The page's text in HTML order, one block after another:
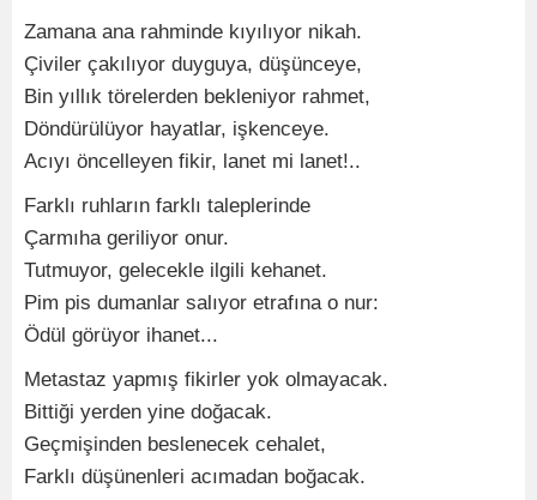
Zamana ana rahminde kıyılıyor nikah.
Çiviler çakılıyor duyguya, düşünceye,
Bin yıllık törelerden bekleniyor rahmet,
Döndürülüyor hayatlar, işkenceye.
Acıyı öncelleyen fikir, lanet mi lanet!..
Farklı ruhların farklı taleplerinde
Çarmıha geriliyor onur.
Tutmuyor, gelecekle ilgili kehanet.
Pim pis dumanlar salıyor etrafına o nur:
Ödül görüyor ihanet...
Metastaz yapmış fikirler yok olmayacak.
Bittiği yerden yine doğacak.
Geçmişinden beslenecek cehalet,
Farklı düşünenleri acımadan boğacak.